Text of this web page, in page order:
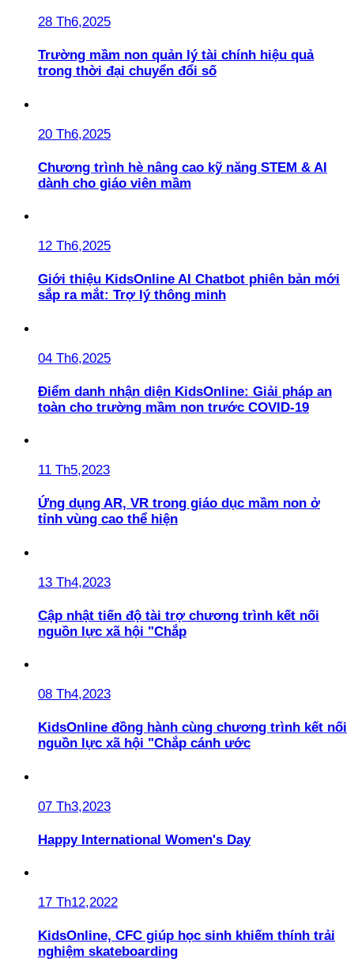
28 Th6,2025
Trường mầm non quản lý tài chính hiệu quả
trong thời đại chuyển đổi số
20 Th6,2025
Chương trình hè nâng cao kỹ năng STEM & AI
dành cho giáo viên mầm
12 Th6,2025
Giới thiệu KidsOnline AI Chatbot phiên bản mới
sắp ra mắt: Trợ lý thông minh
04 Th6,2025
Điểm danh nhận diện KidsOnline: Giải pháp an
toàn cho trường mầm non trước COVID-19
11 Th5,2023
Ứng dụng AR, VR trong giáo dục mầm non ở
tỉnh vùng cao thể hiện
13 Th4,2023
Cập nhật tiến độ tài trợ chương trình kết nối
nguồn lực xã hội "Chắp
08 Th4,2023
KidsOnline đồng hành cùng chương trình kết nối
nguồn lực xã hội "Chắp cánh ước
07 Th3,2023
Happy International Women's Day
17 Th12,2022
KidsOnline, CFC giúp học sinh khiếm thính trải
nghiệm skateboarding